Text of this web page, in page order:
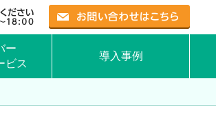
お問い合わせはこちら
ー
ビス
導入事例